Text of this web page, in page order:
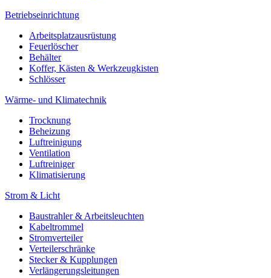
Betriebseinrichtung
Arbeitsplatzausrüstung
Feuerlöscher
Behälter
Koffer, Kästen & Werkzeugkisten
Schlösser
Wärme- und Klimatechnik
Trocknung
Beheizung
Luftreinigung
Ventilation
Luftreiniger
Klimatisierung
Strom & Licht
Baustrahler & Arbeitsleuchten
Kabeltrommel
Stromverteiler
Verteilerschränke
Stecker & Kupplungen
Verlängerungs­leitungen